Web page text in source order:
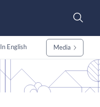
In English Media